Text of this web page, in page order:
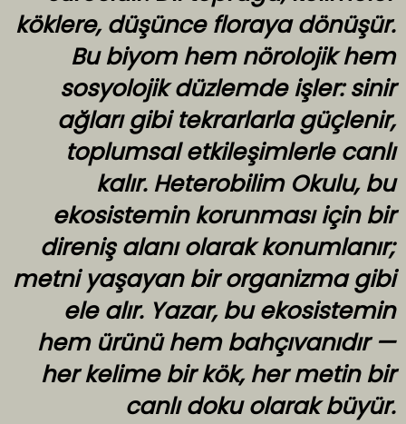
köklere, düşünce floraya dönüşür.
Bu biyom hem nörolojik hem
sosyolojik düzlemde işler: sinir
ağları gibi tekrarlarla güçlenir,
toplumsal etkileşimlerle canlı
kalır. Heterobilim Okulu, bu
ekosistemin korunması için bir
direniş alanı olarak konumlanır;
metni yaşayan bir organizma gibi
ele alır. Yazar, bu ekosistemin
hem ürünü hem bahçıvanıdır —
her kelime bir kök, her metin bir
canlı doku olarak büyür.